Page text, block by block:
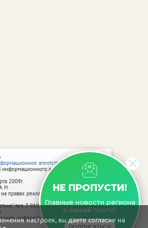
настроек, вы даете согласие на
НЕ ПРОПУСТИ!
Главные новости региона
в вашей почте!
агентство vRossii.ru
агентства vRossii.ru
2009г.
Н.
правах рекламы.
тел. 7-910-267-70-40,
информацию, не предназначенную